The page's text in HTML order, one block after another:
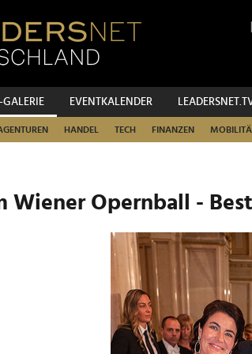
GALERIE EVENTKALENDER
HANDEL TECH FINANZEN
Wiener Opernball -